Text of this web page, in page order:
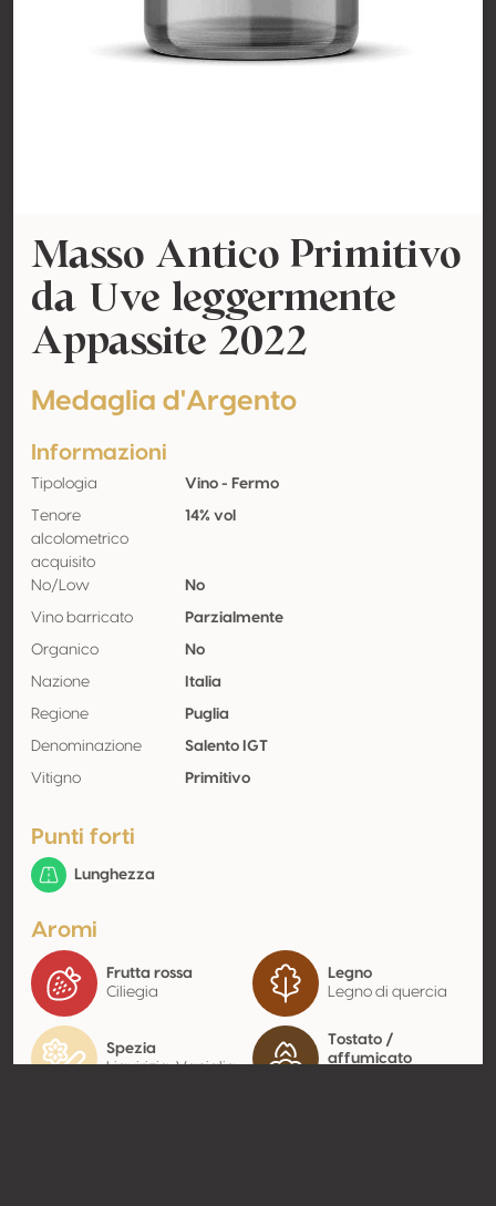
Masso Antico Primitivo
da Uve leggermente
Appassite 2022
Medaglia d'Argento
Informazioni
Tipologia Vino - Fermo
Tenore
alcolometrico
acquisito
14% vol
No/Low No
Vino barricato Parzialmente
Organico No
Nazione Italia
Regione Puglia
Denominazione Salento IGT
Vitigno Primitivo
Punti forti
Lunghezza
Aromi
Frutta rossa
Ciliegia
Legno
Legno di quercia
Spezia
Liquirizia, Vaniglia
Tostato /
affumicato